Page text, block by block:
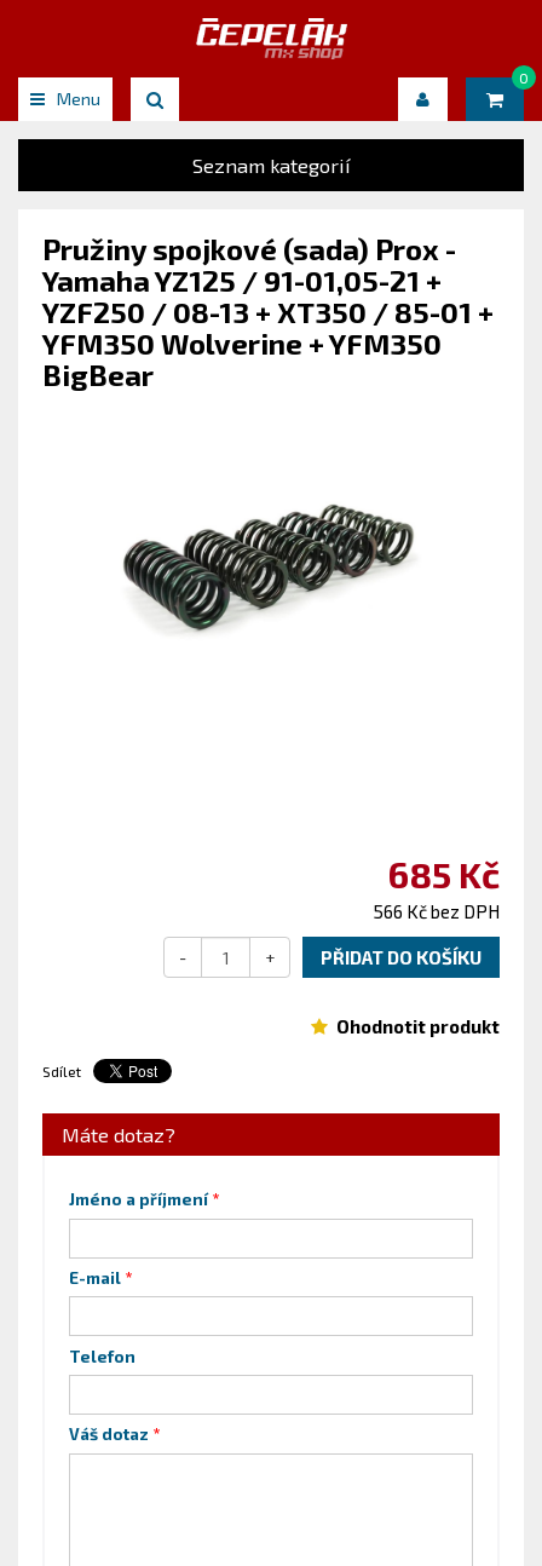
Menu
0
Seznam kategorií
Pružiny spojkové (sada) Prox -
Yamaha YZ125 / 91-01,05-21 +
YZF250 / 08-13 + XT350 / 85-01 +
YFM350 Wolverine + YFM350
BigBear
685 Kč
566 Kč bez DPH
PŘIDAT DO KOŠÍKU
- +
Ohodnotit produkt
Sdílet
Máte dotaz?
Jméno a příjmení
E-mail
Telefon
Váš dotaz